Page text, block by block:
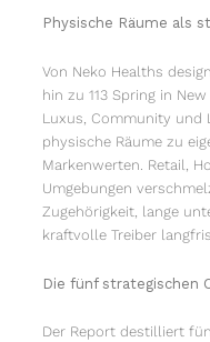
Physische Räume als
Von Neko Healths
hin zu 113 Spring in
Luxus, Community
physische Räume zu
Markenwerten. Retail,
Umgebungen
Zugehörigkeit, lange
kraftvolle Treiber
Die fünf strategischen
Der Report destilliert